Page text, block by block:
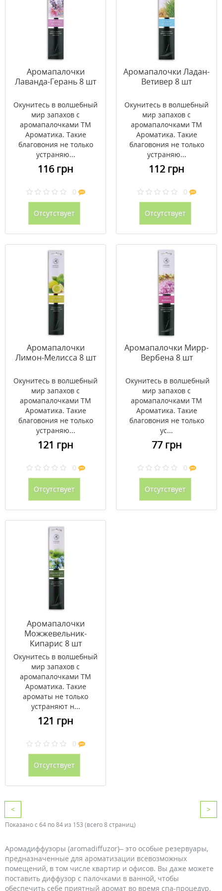
Аромапалочки
Лаванда-Герань 8 шт
Окунитесь в волшебный
мир запахов с
аромапалочками ТМ
Ароматика. Такие
благовония не только
устраняю...
116 грн
0
Отсутствует
Аромапалочки Ладан-
Ветивер 8 шт
Окунитесь в волшебный
мир запахов с
аромапалочками ТМ
Ароматика. Такие
благовония не только
устраняю...
112 грн
0
Отсутствует
Аромапалочки
Лимон-Мелисса 8 шт
Окунитесь в волшебный
мир запахов с
аромапалочками ТМ
Ароматика. Такие
благовония не только
устраняю...
121 грн
0
Отсутствует
Аромапалочки Мирр-
Вербена 8 шт
Окунитесь в волшебный
мир запахов с
аромапалочками ТМ
Ароматика. Такие
благовония не только
ус...
77 грн
0
Отсутствует
Аромапалочки
Можжевельник-
Кипарис 8 шт
Окунитесь в волшебный
мир запахов с
аромапалочками ТМ
Ароматика. Такие
ароматы не только
устраняют н...
121 грн
0
Отсутствует
< >
Показано с 64 по 84 из 153 (всего 8 страниц)
Аромадиффузоры (aromadiffuzor)– это особые резервуары,
предназначенные для ароматизации всевозможных
помещений, в том числе квартир и офисов. Вы даже можете
поставить диффузор с палочками в ванной, чтобы
обеспечить себе приятный аромат во время спа-процедур.